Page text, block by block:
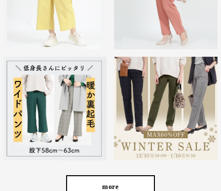
cafeからtabiまで、日常を上質に
more